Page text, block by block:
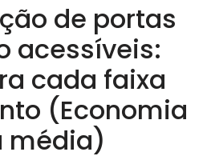
de portas
acessíveis:
cada faixa
(Economia
média)